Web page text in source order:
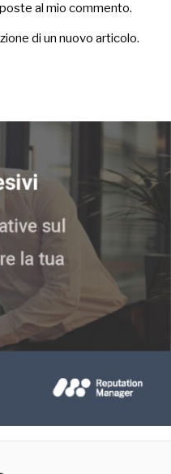
al mio commento.
di un nuovo articolo.